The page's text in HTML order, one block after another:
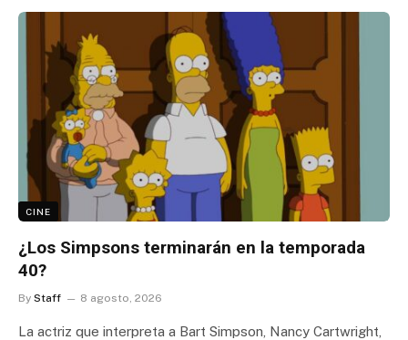
CINE
¿Los Simpsons terminarán en la temporada
40?
By Staff 8 agosto, 2026
La actriz que interpreta a Bart Simpson, Nancy Cartwright,